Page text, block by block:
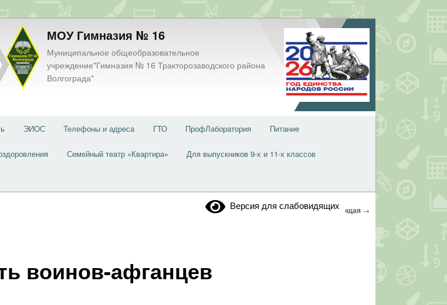
МОУ Гимназия № 16
Муниципальное общеобразовательное
учреждение"Гимназия № 16 Тракторозаводского района
Волгограда"
ЭИОС Телефоны и адреса ГТО ПрофЛаборатория Питание
Семейный театр «Квартира» Для выпускников 9-х и 11-х классов
Версия для слабовидящих
Навигация
← Предыдущая Следующая →
воинов-афганцев